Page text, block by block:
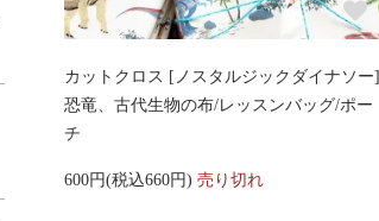
カットクロス [ノスタルジックダイナソー]
恐竜、古代生物の布/レッスンバッグ/ポー
チ
600円(税込660円) 売り切れ